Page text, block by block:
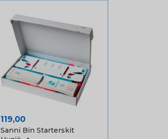
Prijs
119,00
Sanni Bin Starterskit